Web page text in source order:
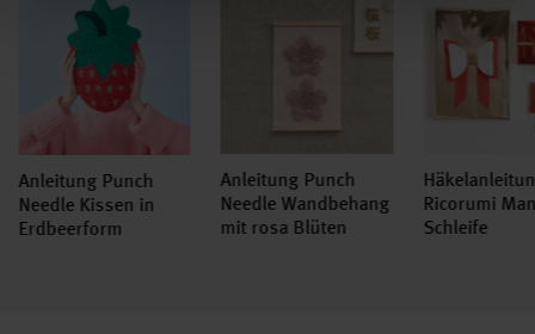
Anleitung Punch
Needle Kissen in
Erdbeerform
Anleitung Punch
Needle Wandbehang
mit rosa Blüten
Ricorumi
Schleife